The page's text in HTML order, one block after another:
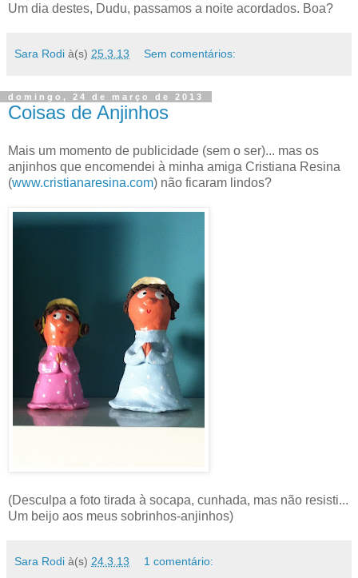
Um dia destes, Dudu, passamos a noite acordados. Boa?
Sara Rodi à(s) 25.3.13 Sem comentários:
domingo, 24 de março de 2013
Coisas de Anjinhos
Mais um momento de publicidade (sem o ser)... mas os
anjinhos que encomendei à minha amiga Cristiana Resina
(www.cristianaresina.com) não ficaram lindos?
(Desculpa a foto tirada à socapa, cunhada, mas não resisti...
Um beijo aos meus sobrinhos-anjinhos)
Sara Rodi à(s) 24.3.13 1 comentário: